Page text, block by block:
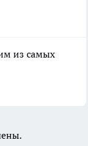
из самых